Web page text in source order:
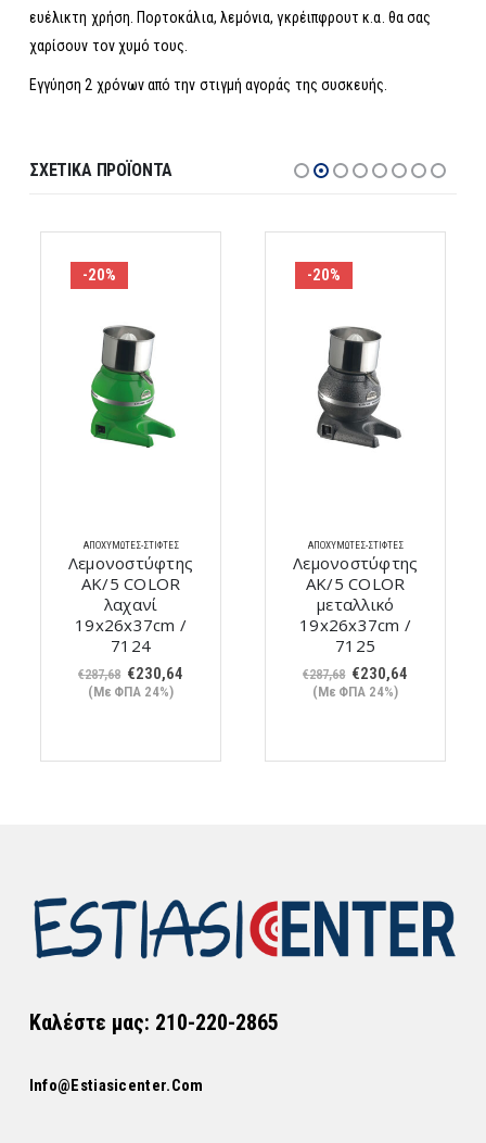
ευέλικτη χρήση. Πορτοκάλια, λεμόνια, γκρέιπφρουτ κ.α. θα σας
χαρίσουν τον χυμό τους.
Εγγύηση 2 χρόνων από την στιγμή αγοράς της συσκευής.
ΣΧΕΤΙΚΆ ΠΡΟΪΌΝΤΑ
-20%
ΑΠΟΧΥΜΩΤΈΣ-ΣΤΊΦΤΕΣ
Λεμονοστύφτης
AK/5 COLOR
λαχανί
19x26x37cm /
7124
€287,68 Original
price
€230,64Η
(Με ΦΠΑ 24%)
-20%
ΑΠΟΧΥΜΩΤΈΣ-ΣΤΊΦΤΕΣ
Λεμονοστύφτης
AK/5 COLOR
μεταλλικό
19x26x37cm /
7125
€287,68 Original
price
€230,64Η
(Με ΦΠΑ 24%)
Καλέστε μας: 210-220-2865
Info@estiasicenter.com